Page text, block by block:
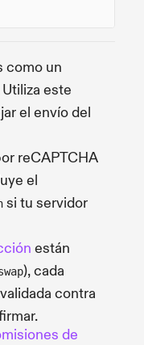
como un
este
el envío del
reCAPTCHA
el
si tu servidor
están
), cada
contra
de